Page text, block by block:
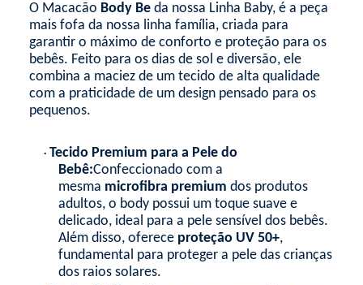
O Macacão Body Beda nossa Linha Baby, é a peça
mais fofa da nossa linha família, criada para
garantir o máximo de conforto e proteção para os
bebês. Feito para os dias de sol e diversão, ele
combina a maciez de um tecido de alta qualidade
com a praticidade de um design pensado para os
pequenos.
• Tecido Premium para a Pele do
Bebê:Confeccionado com a
mesma microfibra premium dos produtos
adultos, o body possui um toque suave e
delicado, ideal para a pele sensível dos bebês.
Além disso, oferece proteção UV 50+,
fundamental para proteger a pele das crianças
dos raios solares.